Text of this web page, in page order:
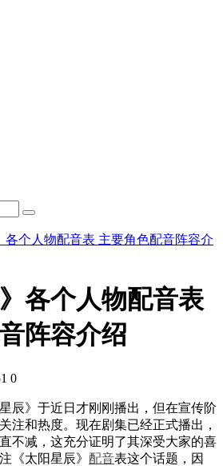
各个人物配音表 主要角色配音阵容介
》各个人物配音表
阵容介绍
0
》于近日才刚刚播出，但在宣传阶
注和热度。现在剧集已经正式播出，
不减，这充分证明了其深受大家的喜
《太阳星辰》 配音表这个话题，因